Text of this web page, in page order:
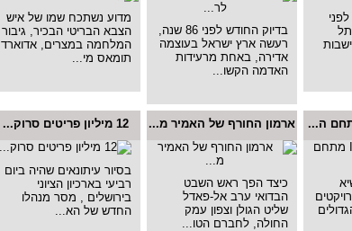
בדיוק החודש לפני 86 שנה,
רעשה ארץ ישראל בעוצמה
אדירה, באחת מרעידות
האדמה הקשו...
מדוע נשתכח שמו של איש
הצבא הבריטי הבכיר, גיבור
המלחמה במצרים, אדוארד
תומאס מי...
ארמון החורף של האמיר מ...
כיצד הפך ראש השבט
הבדואי ערב אל-פאדל
שליט הגולן וצפון עמק
החולה, לחברם הטו...
12 מיליון פריטים סרוק...
בסיור עיתונאים שהיה ביום
רביעי בארכיון הציוני
בירושלים , מסר מנהלו
החדש של הא...